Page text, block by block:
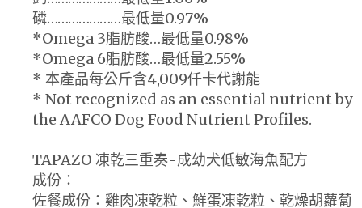
磷…………………最低量0.97%
*Omega 3脂肪酸…最低量0.98%
*Omega 6脂肪酸…最低量2.55%
* 本產品每公斤含4,009仟卡代謝能
* Not recognized as an essential nutrient by
the AAFCO Dog Food Nutrient Profiles.
TAPAZO 凍乾三重奏-成幼犬低敏海魚配方
成份：
佐餐成份：雞肉凍乾粒、鮮蛋凍乾粒、乾燥胡蘿蔔